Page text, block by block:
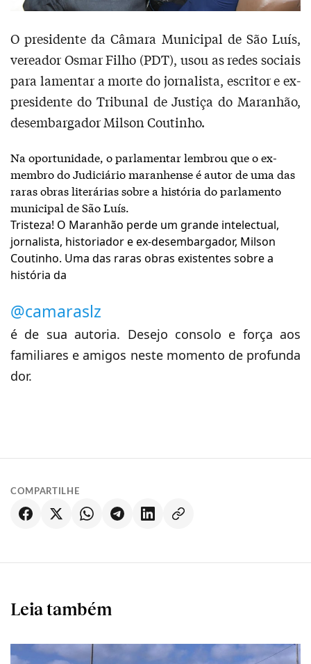
O presidente da Câmara Municipal de São Luís,
vereador Osmar Filho (PDT), usou as redes sociais
para lamentar a morte do jornalista, escritor e ex-
presidente do Tribunal de Justiça do Maranhão,
desembargador Milson Coutinho.
Na oportunidade, o parlamentar lembrou que o ex-
membro do Judiciário maranhense é autor de uma das
raras obras literárias sobre a história do parlamento
municipal de São Luís.
Tristeza! O Maranhão perde um grande intelectual,
jornalista, historiador e ex-desembargador, Milson
Coutinho. Uma das raras obras existentes sobre a
história da
@camaraslz
é de sua autoria. Desejo consolo e força aos
familiares e amigos neste momento de profunda
dor.
COMPARTILHE
Leia também